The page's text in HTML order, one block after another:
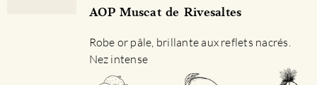
sur
page
produit
AOP Muscat de Rivesaltes
Robe or pâle, brillante aux reflets nacrés.
Nez intense